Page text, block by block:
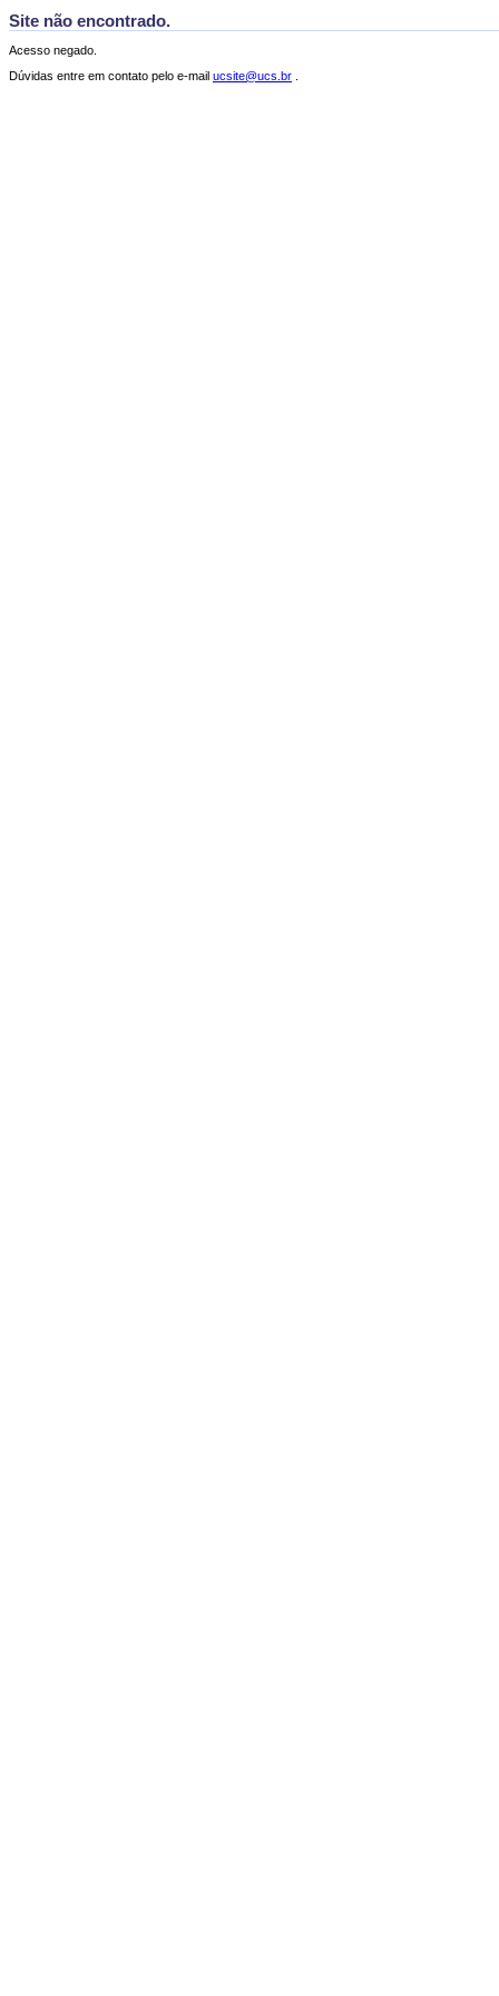
Site não encontrado.
Acesso negado.
Dúvidas entre em contato pelo e-mail ucsite@ucs.br